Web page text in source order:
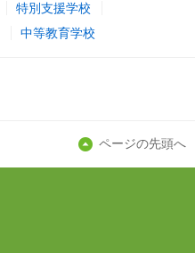
特別支援学校
中等教育学校
ページの先頭へ